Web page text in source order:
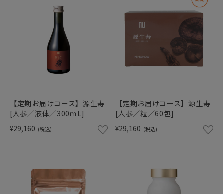
【定期お届けコース】源生寿
[人参／液体／300ｍL]
¥29,160 (税込)
【定期お届けコース】源生寿
[人参／粒／60包]
¥29,160 (税込)